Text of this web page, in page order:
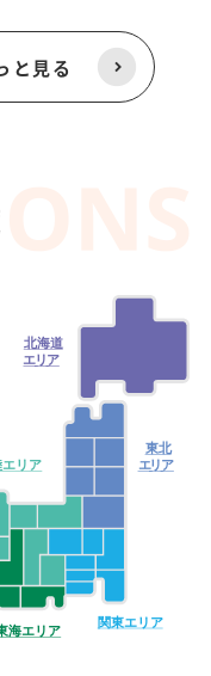
と見る
東北
エリア
関東エリア
海エリア
エリア
北海道
エリア